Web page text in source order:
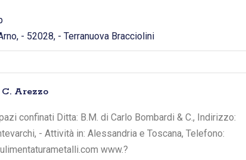
- 52028, - Terranuova Bracciolini
Arezzo
confinati Ditta: B.M. di Carlo Bombardi & C., Indirizzo:
- Attività in: Alessandria e Toscana, Telefono:
www.?